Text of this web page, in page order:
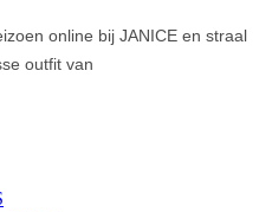
online bij JANICE en straal
outfit van